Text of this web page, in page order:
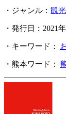
・ジャンル： 観光
・発行日：2021
・キーワード：
・熊本ワード：